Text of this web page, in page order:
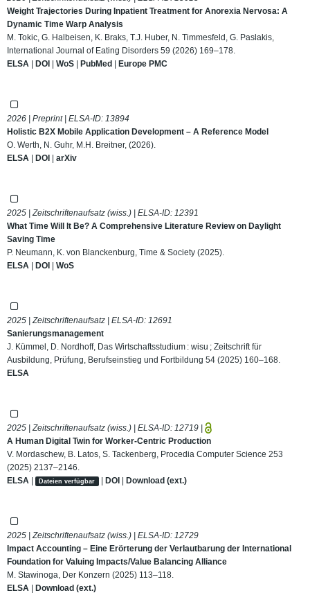
Weight Trajectories During Inpatient Treatment for Anorexia Nervosa: A
Dynamic Time Warp Analysis
M. Tokic, G. Halbeisen, K. Braks, T.J. Huber, N. Timmesfeld, G. Paslakis,
International Journal of Eating Disorders 59 (2026) 169–178.
ELSA | DOI | WoS | PubMed | Europe PMC
2026 | Preprint | ELSA-ID: 13894
Holistic B2X Mobile Application Development – A Reference Model
O. Werth, N. Guhr, M.H. Breitner, (2026).
ELSA | DOI | arXiv
2025 | Zeitschriftenaufsatz (wiss.) | ELSA-ID: 12391
What Time Will It Be? A Comprehensive Literature Review on Daylight
Saving Time
P. Neumann, K. von Blanckenburg, Time & Society (2025).
ELSA | DOI | WoS
2025 | Zeitschriftenaufsatz | ELSA-ID: 12691
Sanierungsmanagement
J. Kümmel, D. Nordhoff, Das Wirtschaftsstudium : wisu ; Zeitschrift für
Ausbildung, Prüfung, Berufseinstieg und Fortbildung 54 (2025) 160–168.
ELSA
2025 | Zeitschriftenaufsatz (wiss.) | ELSA-ID: 12719 |
A Human Digital Twin for Worker-Centric Production
V. Mordaschew, B. Latos, S. Tackenberg, Procedia Computer Science 253
(2025) 2137–2146.
ELSA | Dateien verfügbar | DOI| Download (ext.)
2025 | Zeitschriftenaufsatz (wiss.) | ELSA-ID: 12729
Impact Accounting – Eine Erörterung der Verlautbarung der International
Foundation for Valuing Impacts/Value Balancing Alliance
M. Stawinoga, Der Konzern (2025) 113–118.
ELSA | Download (ext.)